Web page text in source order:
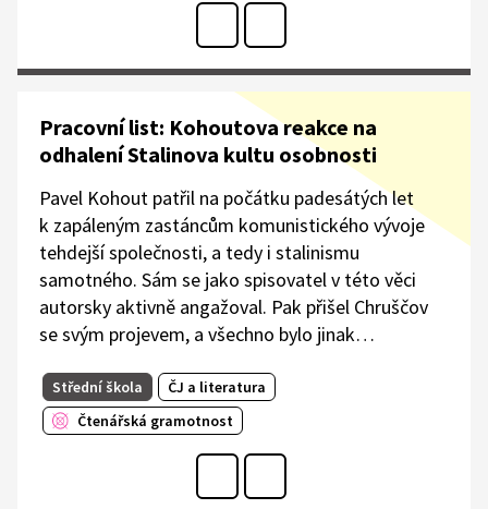
Pracovní list: Kohoutova reakce na
odhalení Stalinova kultu osobnosti
Pavel Kohout patřil na počátku padesátých let
k zapáleným zastáncům komunistického vývoje
tehdejší společnosti, a tedy i stalinismu
samotného. Sám se jako spisovatel v této věci
autorsky aktivně angažoval. Pak přišel Chruščov
se svým projevem, a všechno bylo jinak…
Střední škola
ČJ a literatura
Čtenářská gramotnost